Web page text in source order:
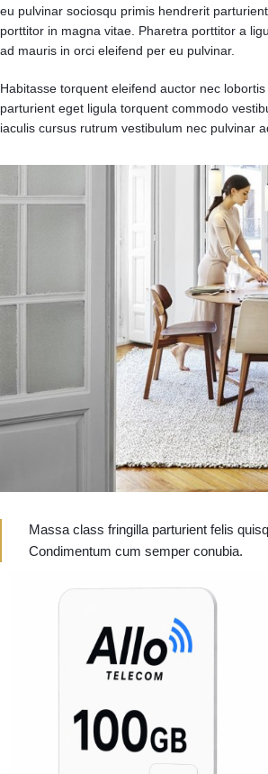
eu pulvinar sociosqu primis hendrerit
porttitor in magna vitae. Pharetra porttitor a
ad mauris in orci eleifend per eu pulvinar.
Habitasse torquent eleifend auctor nec
parturient eget ligula torquent commodo
iaculis cursus rutrum vestibulum nec pulvinar
Massa class fringilla parturient felis
Condimentum cum semper conubia.